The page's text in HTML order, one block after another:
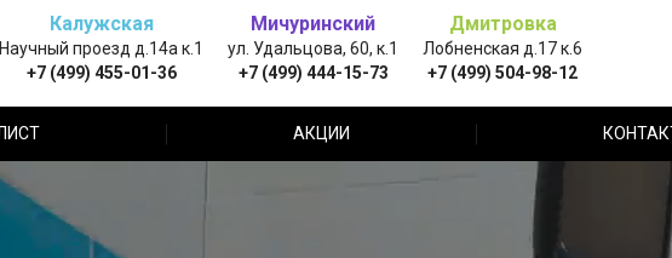
Калужская
Научный проезд д.14а к.1
+7 (499) 455-01-36
Мичуринский
ул. Удальцова, 60, к.1
+7 (499) 444-15-73
Дмитровка
Лобненская д.17 к.6
+7 (499) 504-98-12
АКЦИИ